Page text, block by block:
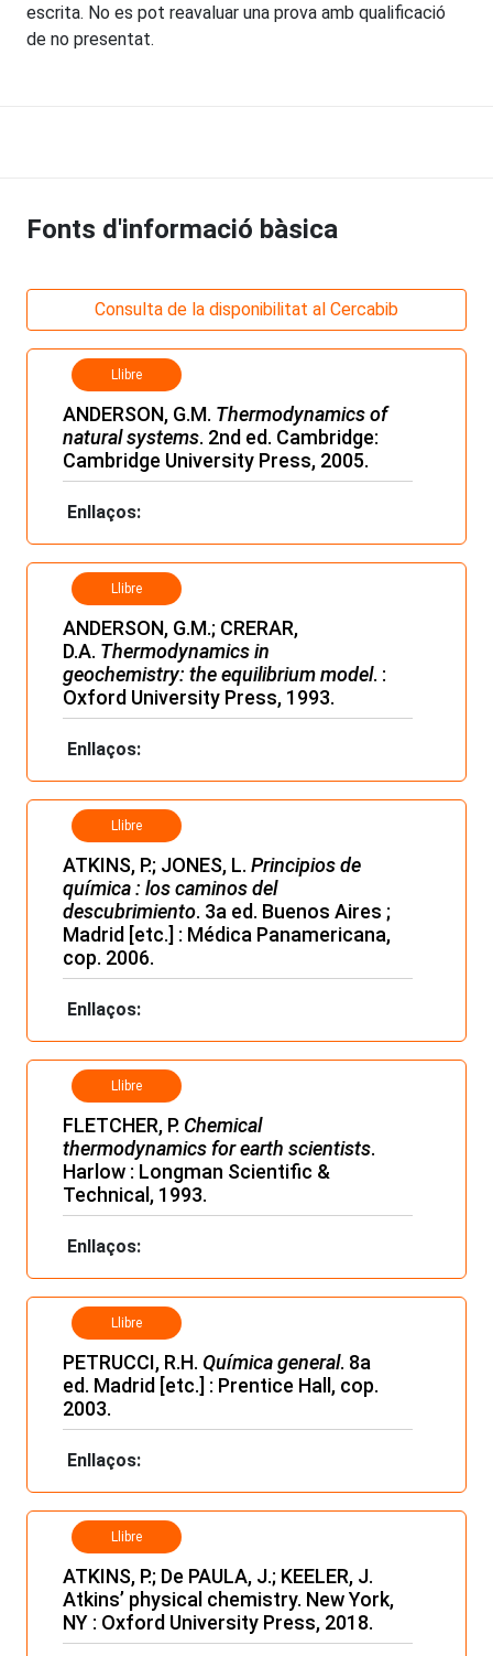
escrita. No es pot reavaluar una prova amb qualificació
de no presentat.
Fonts d'informació bàsica
Consulta de la disponibilitat al Cercabib
Llibre
ANDERSON, G.M. Thermodynamics of
natural systems. 2nd ed. Cambridge:
Cambridge University Press, 2005.
Enllaços:
Llibre
ANDERSON, G.M.; CRERAR,
D.A. Thermodynamics in
geochemistry: the equilibrium model. :
Oxford University Press, 1993.
Enllaços:
Llibre
ATKINS, P.; JONES, L. Principios de
química : los caminos del
descubrimiento. 3a ed. Buenos Aires ;
Madrid [etc.] : Médica Panamericana,
cop. 2006.
Enllaços:
Llibre
FLETCHER, P. Chemical
thermodynamics for earth scientists.
Harlow : Longman Scientific &
Technical, 1993.
Enllaços:
Llibre
PETRUCCI, R.H. Química general. 8a
ed. Madrid [etc.] : Prentice Hall, cop.
2003.
Enllaços:
Llibre
ATKINS, P.; De PAULA, J.; KEELER, J.
Atkins’ physical chemistry. New York,
NY : Oxford University Press, 2018.